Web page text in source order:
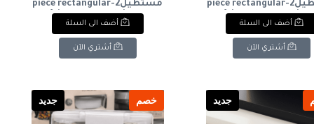
مستطيل2-piece rectangular
refrigerator container
أضف الى السلة
أشتري الآن
مستطيل2-piece rectangular
refrigerator container set
أضف الى السلة
أشتري الآن
جديد خصم جديد